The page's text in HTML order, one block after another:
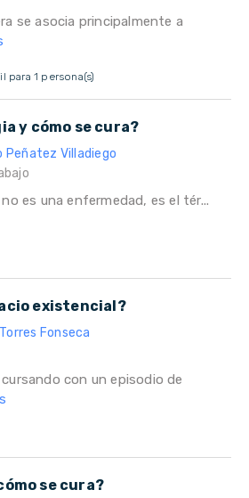
se asocia principalmente a
para 1 persona(s)
y cómo se cura?
Peñatez Villadiego
es una enfermedad, es el tér...
existencial?
Fonseca
con un episodio de
se cura?